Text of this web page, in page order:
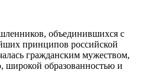
объединившихся с
принципов российской
гражданским мужеством,
широкой образованностью и